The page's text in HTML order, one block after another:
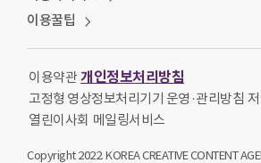
이용꿀팁
이용약관 개인정보처리방침
고정형 영상정보처리기기 운영·관리방침
열린이사회 메일링서비스
Copyright 2022. KOREA CREATIVE CONTENT